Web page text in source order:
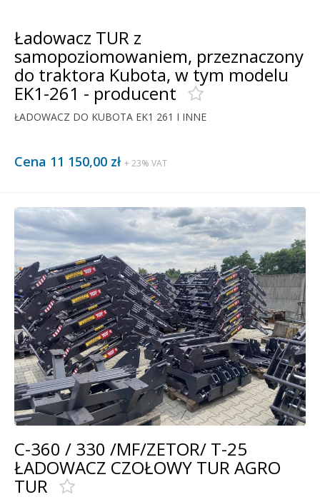
Ładowacz TUR z
samopoziomowaniem, przeznaczony
do traktora Kubota, w tym modelu
EK1-261 - producent
ŁADOWACZ DO KUBOTA EK1 261 I INNE
Cena 11 150,00 zł + 23% VAT
C-360 / 330 /MF/ZETOR/ T-25
ŁADOWACZ CZOŁOWY TUR AGRO
TUR